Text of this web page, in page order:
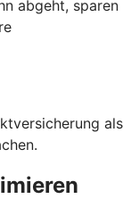
abgeht, sparen
als